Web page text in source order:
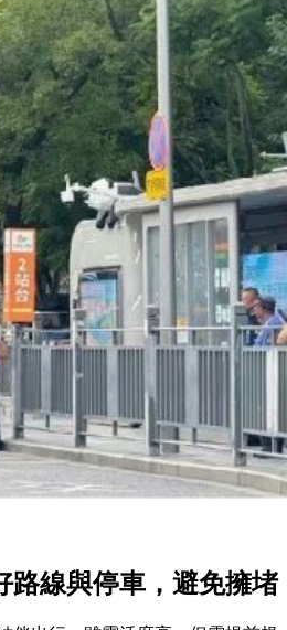
路線與停車，避免擁堵